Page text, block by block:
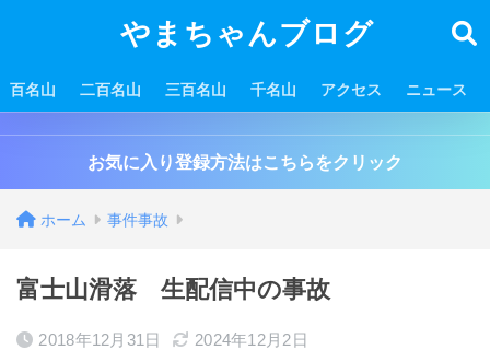
やまちゃんブログ
百名山 二百名山 三百名山 千名山 アクセス ニュース
お気に入り登録方法はこちらをクリック
ホーム 事件事故
富士山滑落 生配信中の事故
2018年12月31日 2024年12月2日